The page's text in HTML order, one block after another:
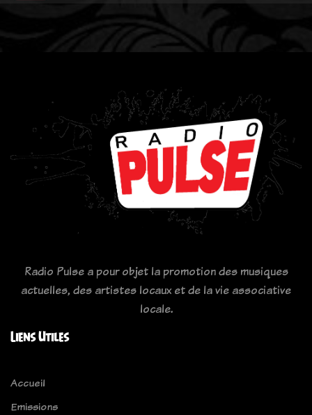
Radio Pulse a pour objet la promotion des musiques
actuelles, des artistes locaux et de la vie associative
locale.
Liens Utiles
Accueil
Emissions